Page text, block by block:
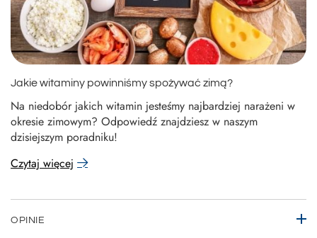
Jakie witaminy powinniśmy spożywać zimą?
Na niedobór jakich witamin jesteśmy najbardziej narażeni w
okresie zimowym? Odpowiedź znajdziesz w naszym
dzisiejszym poradniku!
Czytaj więcej
OPINIE